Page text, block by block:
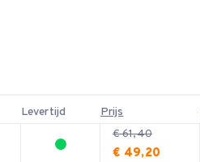
Levertijd Prijs
€ 61,40
€ 49,20